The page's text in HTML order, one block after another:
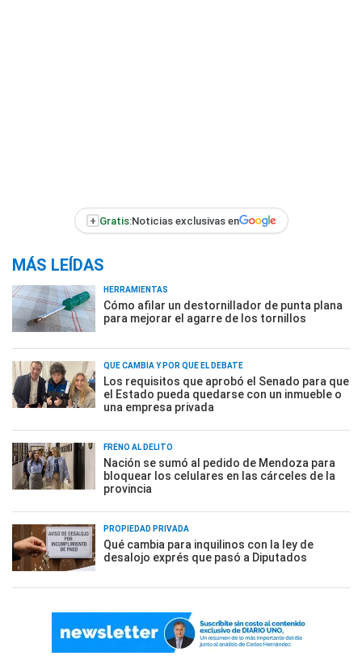
+ Gratis:Noticias exclusivas en
MÁS LEÍDAS
HERRAMIENTAS
Cómo afilar un destornillador de punta plana
para mejorar el agarre de los tornillos
QUÉ CAMBIA Y POR QUÉ EL DEBATE
Los requisitos que aprobó el Senado para que
el Estado pueda quedarse con un inmueble o
una empresa privada
FRENO AL DELITO
Nación se sumó al pedido de Mendoza para
bloquear los celulares en las cárceles de la
provincia
PROPIEDAD PRIVADA
Qué cambia para inquilinos con la ley de
desalojo exprés que pasó a Diputados